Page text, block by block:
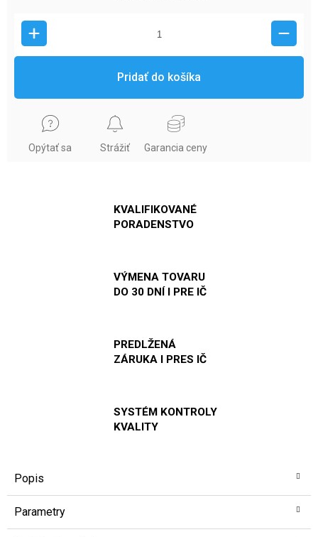
Pridať do košíka
Opýtať sa Strážiť Garancia ceny
KVALIFIKOVANÉ
PORADENSTVO
VÝMENA TOVARU
DO 30 DNÍ I PRE IČ
PREDLŽENÁ
ZÁRUKA I PRES IČ
SYSTÉM KONTROLY
KVALITY
Popis
Parametry